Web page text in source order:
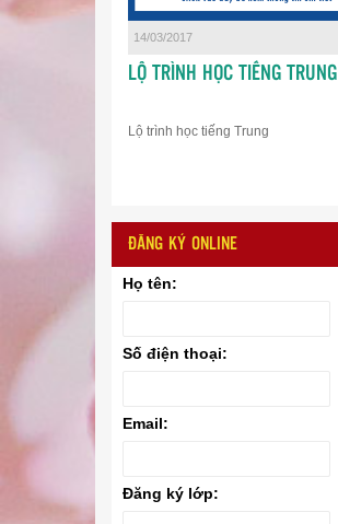
14/03/2017
LỘ TRÌNH HỌC TIẾNG TRUNG
Lộ trình học tiếng Trung
ĐĂNG KÝ ONLINE
Họ tên:
Số điện thoại:
Email:
Đăng ký lớp: